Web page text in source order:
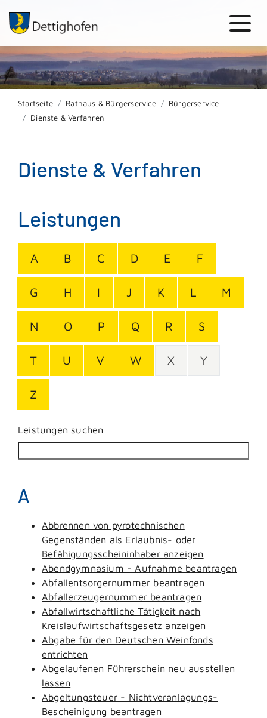
Startseite Rathaus & Bürgerservice
Bürgerservice
Dienste & Verfahren
Dienste & Verfahren
Leistungen
A B C D E F
G H I J K L M
N O P Q R S
T U V W X Y
Z
Leistungen suchen
A
Abbrennen von pyrotechnischen
Gegenständen als Erlaubnis- oder
Befähigungsscheininhaber anzeigen
Abendgymnasium - Aufnahme beantragen
Abfallentsorgernummer beantragen
Abfallerzeugernummer beantragen
Abfallwirtschaftliche Tätigkeit nach
Kreislaufwirtschaftsgesetz anzeigen
Abgabe für den Deutschen Weinfonds
entrichten
Abgelaufenen Führerschein neu ausstellen
lassen
Abgeltungsteuer - Nichtveranlagungs-
Bescheinigung beantragen